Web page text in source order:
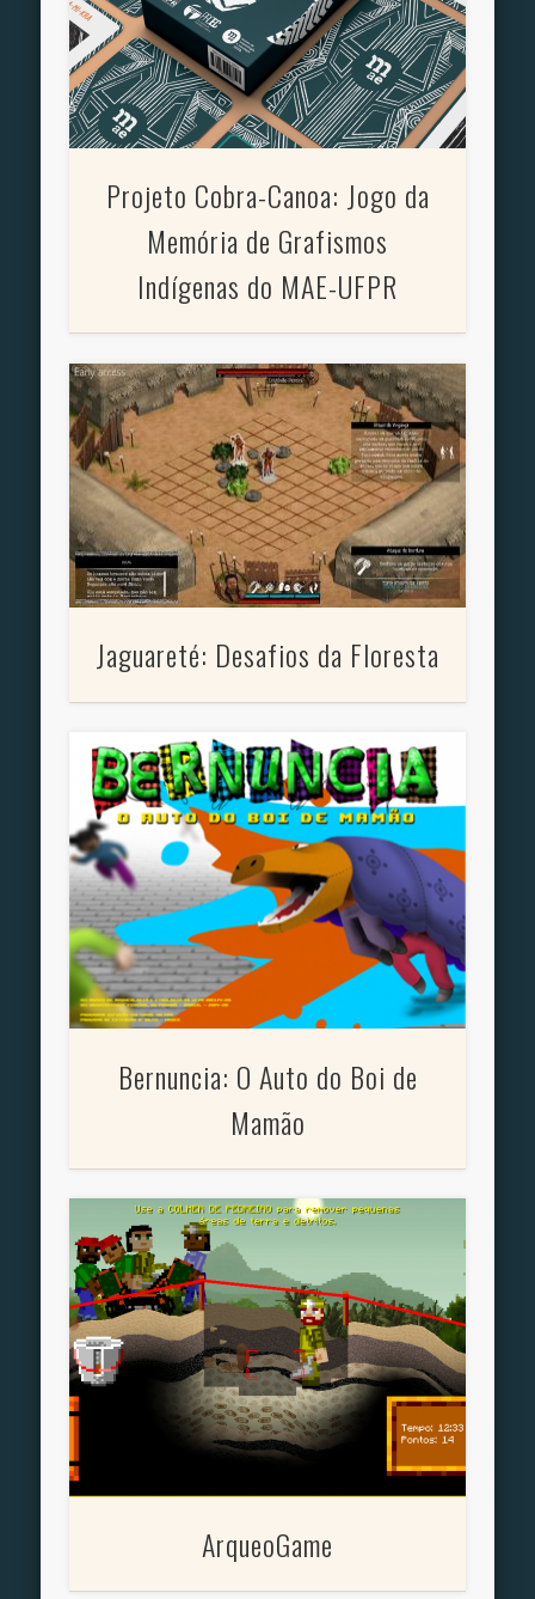
Projeto Cobra-Canoa: Jogo da
Memória de Grafismos
Indígenas do MAE-UFPR
Jaguareté: Desafios da Floresta
Bernuncia: O Auto do Boi de
Mamão
ArqueoGame